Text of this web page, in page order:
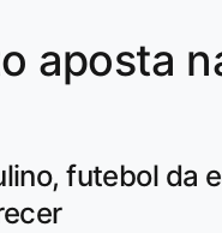
aposta
futebol da